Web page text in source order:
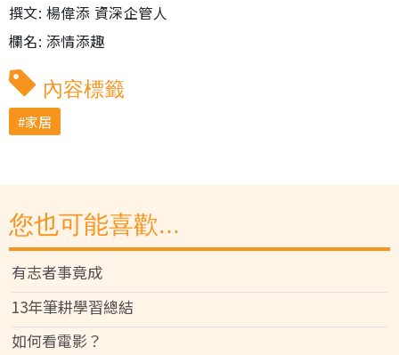
撰文: 楊偉添 資深企管人
欄名: 添情添趣
內容標籤
家居
您也可能喜歡...
有志者事竟成
13年筆耕學習總結
如何看電影？